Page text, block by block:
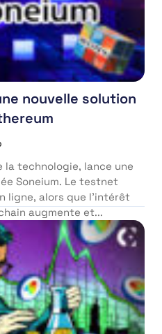
nouvelle solution
la technologie, lance une
Soneium. Le testnet
ligne, alors que l’intérêt
augmente et...